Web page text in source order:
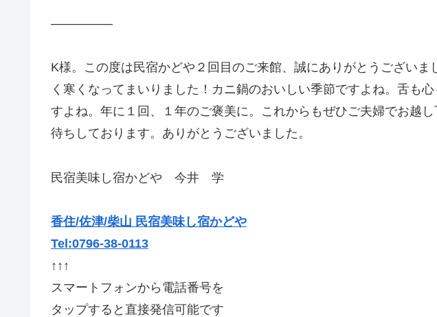
—————
K様。この度は民宿かどや２回目のご来館、誠にありがとうございま
く寒くなってまいりました！カニ鍋のおいしい季節ですよね。舌も
すよね。年に１回、１年のご褒美に。これからもぜひご夫婦でお越
待ちしております。ありがとうございました。
民宿美味し宿かどや 今井 学
香住/佐津/柴山 民宿美味し宿かどや
Tel:0796-38-0113
↑↑↑
スマートフォンから電話番号を
タップすると直接発信可能です